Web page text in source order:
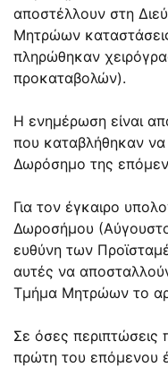
αποστέλλουν στη
Μητρώων
πληρώθηκαν
προκαταβολών).
Η ενημέρωση είναι
που καταβλήθηκαν
Δωρόσημο της
Για τον έγκαιρο
Δωροσήμου
ευθύνη των
αυτές να
Τμήμα Μητρώων το
Σε όσες περιπτώσεις
πρώτη του επόμενου